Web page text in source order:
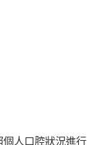
人口腔狀況進行